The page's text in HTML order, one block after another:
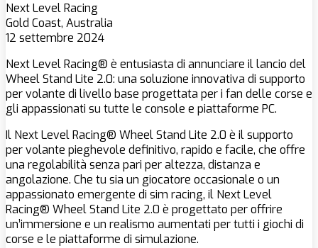
Next Level Racing
Gold Coast, Australia
12 settembre 2024
Next Level Racing® è entusiasta di annunciare il lancio del
Wheel Stand Lite 2.0: una soluzione innovativa di supporto
per volante di livello base progettata per i fan delle corse e
gli appassionati su tutte le console e piattaforme PC.
Il Next Level Racing® Wheel Stand Lite 2.0 è il supporto
per volante pieghevole definitivo, rapido e facile, che offre
una regolabilità senza pari per altezza, distanza e
angolazione. Che tu sia un giocatore occasionale o un
appassionato emergente di sim racing, il Next Level
Racing® Wheel Stand Lite 2.0 è progettato per offrire
un’immersione e un realismo aumentati per tutti i giochi di
corse e le piattaforme di simulazione.